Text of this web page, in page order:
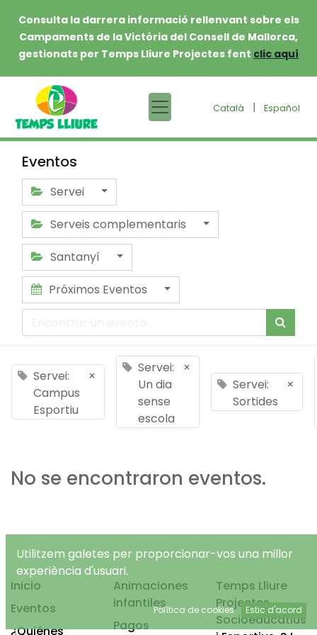
Consulta la darrera informació rellenvant sobre els
Campaments de la Victòria del Consell de Mallorca,
gestionats per Temps Lliure Projectes fent clic aquí
Català | Español
Eventos
Servei
Serveis complementaris
Santanyí
Próximos Eventos
Servei:
Campus
Esportiu
×
Servei:
Un dia
sense
escola
×
Servei:
Sortides
×
No se encontraron eventos.
Inicio
Eventos
¿Quiénes
Animaciones
infantiles
Pagos
Temps Lliure
Projectes
Socioeducatius
Utilitzem galetes per proporcionar-vos una millor
experiència d'usuari.
Política de cookies Estic d'acord